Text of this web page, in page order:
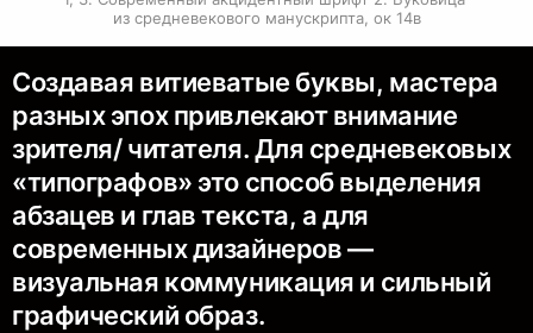
из средневекового манускрипта, ок 14в
Создавая витиеватые буквы, мастера
разных эпох привлекают внимание
зрителя/ читателя. Для средневековых
«типографов» это способ выделения
абзацев и глав текста, а для
современных дизайнеров —
визуальная коммуникация и сильный
графический образ.